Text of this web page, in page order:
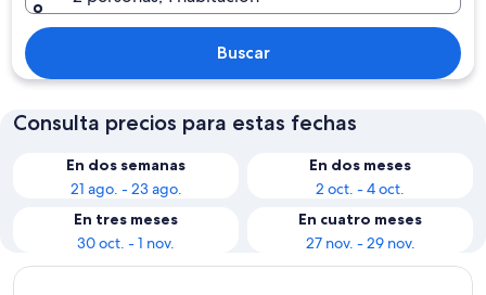
Buscar
Consulta precios para estas fechas
En dos semanas
21 ago. - 23 ago.
En dos meses
2 oct. - 4 oct.
En tres meses
30 oct. - 1 nov.
En cuatro meses
27 nov. - 29 nov.